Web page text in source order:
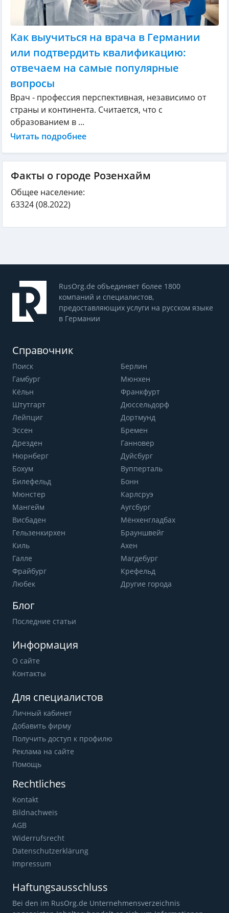
Как выучиться на врача в Германии
или подтвердить квалификацию:
отвечаем на самые популярные
вопросы
Врач - профессия перспективная, независимо от
страны и континента. Считается, что с
образованием в ...
Читать подробнее
Факты о городе Розенхайм
Общее население:
63324(08.2022)
RusOrg.de объединяет более 1800
компаний и специалистов,
предоставляющих услуги на русском языке
в Германии
Справочник
Поиск
Берлин
Гамбург
Мюнхен
Кёльн
Франкфурт
Штутгарт
Дюссельдорф
Лейпциг
Дортмунд
Эссен
Бремен
Дрезден
Ганновер
Нюрнберг
Дуйсбург
Бохум
Вупперталь
Билефельд
Бонн
Мюнстер
Карлсруэ
Мангейм
Аугсбург
Висбаден
Мёнхенгладбах
Гельзенкирхен
Брауншвейг
Киль
Ахен
Галле
Магдебург
Фрайбург
Крефельд
Любек
Другие города
Блог
Последние статьи
Информация
О сайте
Контакты
Для специалистов
Личный кабинет
Добавить фирму
Получить доступ к профилю
Реклама на сайте
Помощь
Rechtliches
Kontakt
Bildnachweis
AGB
Widerrufsrecht
Datenschutzerklärung
Impressum
Haftungsausschluss
Bei den im RusOrg.de Unternehmensverzeichnis